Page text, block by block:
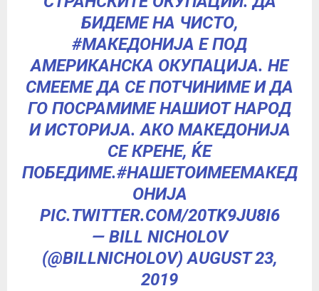
БИДЕМЕ НА ЧИСТО,
#МАКЕДОНИЈА Е ПОД
АМЕРИКАНСКА ОКУПАЦИЈА. НЕ
СМЕЕМЕ ДА СЕ ПОТЧИНИМЕ И ДА
ГО ПОСРАМИМЕ НАШИОТ НАРОД
И ИСТОРИЈА. АКО МАКЕДОНИЈА
СЕ КРЕНЕ, ЌЕ
ПОБЕДИМЕ.#НАШЕТОИМЕЕМАКЕД
ОНИЈА
PIC.TWITTER.COM/20TK9JU8I6
— BILL NICHOLOV
(@BILLNICHOLOV)AUGUST 23,
2019